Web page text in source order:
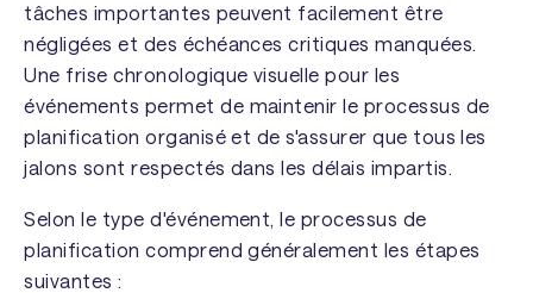
tâches importantes peuvent facilement être
négligées et des échéances critiques manquées.
Une frise chronologique visuelle pour les
événements permet de maintenir le processus de
planification organisé et de s'assurer que tous les
jalons sont respectés dans les délais impartis.
Selon le type d'événement, le processus de
planification comprend généralement les étapes
suivantes :